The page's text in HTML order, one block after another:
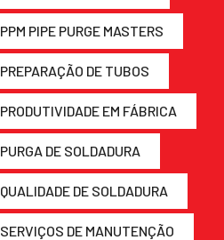
PPM PIPE PURGE MASTERS
PREPARAÇÃO DE TUBOS
PRODUTIVIDADE EM FÁBRICA
PURGA DE SOLDADURA
QUALIDADE DE SOLDADURA
SERVIÇOS DE MANUTENÇÃO